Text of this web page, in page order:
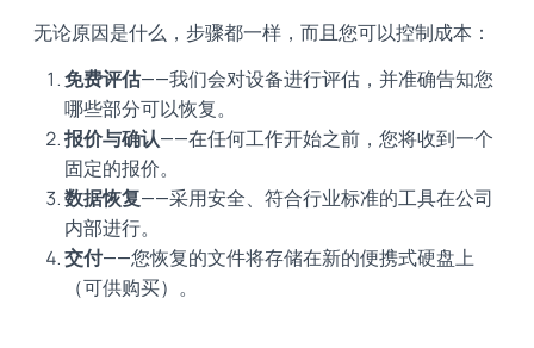
无论原因是什么，步骤都一样，而且您可以控制成本：
免费评估——我们会对设备进行评估，并准确告知您
哪些部分可以恢复。
报价与确认——在任何工作开始之前，您将收到一个
固定的报价。
数据恢复——采用安全、符合行业标准的工具在公司
内部进行。
交付——您恢复的文件将存储在新的便携式硬盘上
（可供购买）。